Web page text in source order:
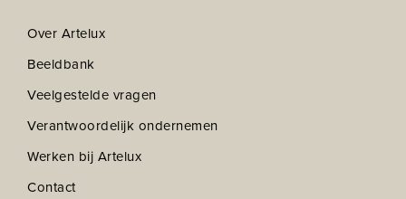
Over Artelux
Beeldbank
Veelgestelde vragen
Verantwoordelijk ondernemen
Werken bij Artelux
Contact